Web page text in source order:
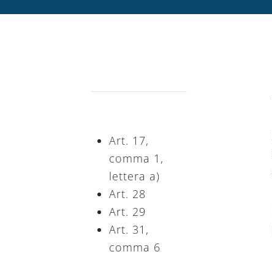
Art. 17,
comma 1,
lettera a)
Art. 28
Art. 29
Art. 31,
comma 6